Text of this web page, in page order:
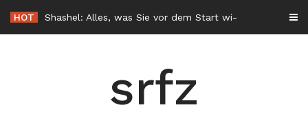
content
HOT
srfz